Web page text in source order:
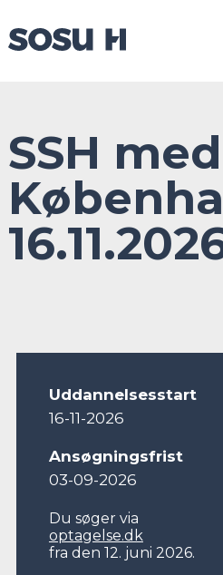
SSH
Uddannelsesstart
16-11-2026
Ansøgningsfrist
03-09-2026
Du søger via
optagelse.dk
fra den 12. juni 2026.